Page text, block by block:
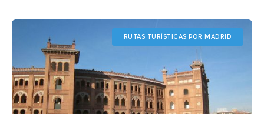
RUTAS TURÍSTICAS POR MADRID